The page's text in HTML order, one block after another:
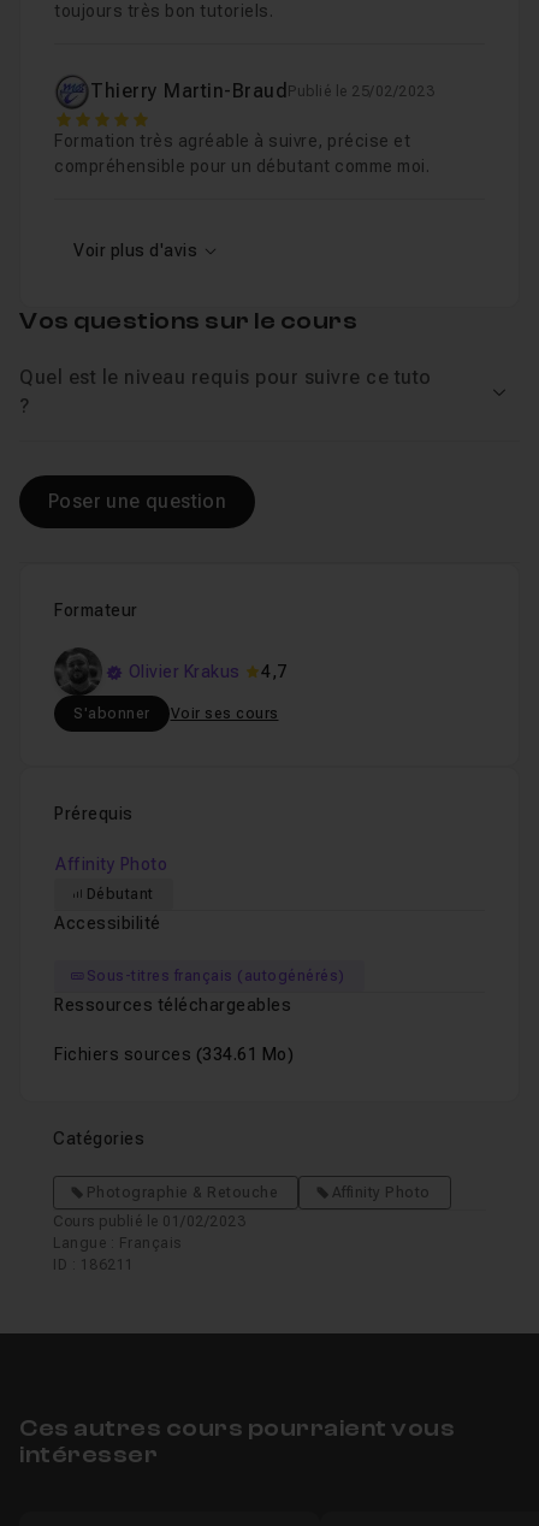
toujours très bon tutoriels.
Thierry Martin-Braud Publié le 25/02/2023
5
Formation très agréable à suivre, précise et
compréhensible pour un débutant comme moi.
Voir plus d'avis
Formateur
Olivier Krakus 4,7
S'abonner Voir ses cours
Prérequis
Affinity Photo
Débutant
Accessibilité
Sous-titres français (autogénérés)
Ressources téléchargeables
Fichiers sources (334.61 Mo)
Catégories
Photographie & Retouche
Affinity Photo
Cours publié le 01/02/2023
Langue : Français
ID : 186211
Vos questions sur le cours
Quel est le niveau requis pour suivre ce tuto
?
Poser une question
Ces autres cours pourraient vous
intéresser